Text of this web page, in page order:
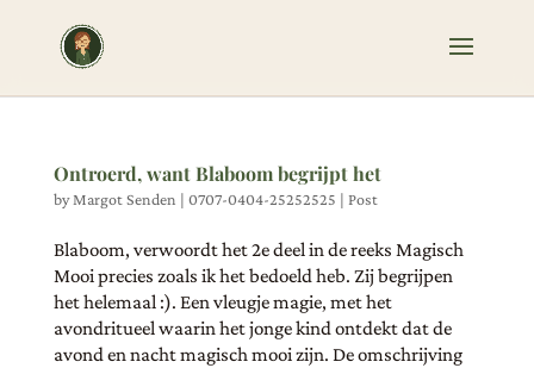
Ontroerd, want Blaboom begrijpt het
byMargot Senden | 0707-0404-25252525 | Post
Blaboom, verwoordt het 2e deel in de reeks Magisch
Mooi precies zoals ik het bedoeld heb. Zij begrijpen
het helemaal :). Een vleugje magie, met het
avondritueel waarin het jonge kind ontdekt dat de
avond en nacht magisch mooi zijn. De omschrijving